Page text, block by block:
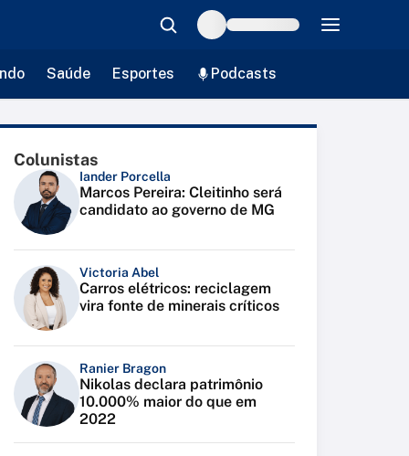
Saúde Esportes Podcasts
Colunistas
Iander Porcella
Marcos Pereira: Cleitinho será
candidato ao governo de MG
Victoria Abel
Carros elétricos: reciclagem
vira fonte de minerais críticos
Ranier Bragon
Nikolas declara patrimônio
10.000% maior do que em
2022